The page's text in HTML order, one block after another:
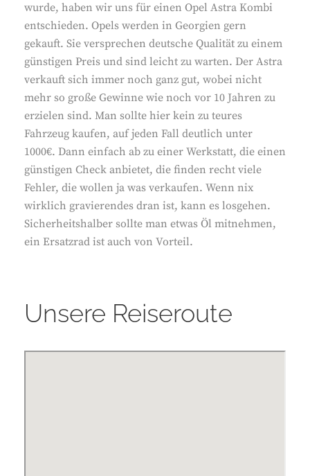
wurde, haben wir uns für einen Opel Astra Kombi
entschieden. Opels werden in Georgien gern
gekauft. Sie versprechen deutsche Qualität zu einem
günstigen Preis und sind leicht zu warten. Der Astra
verkauft sich immer noch ganz gut, wobei nicht
mehr so große Gewinne wie noch vor 10 Jahren zu
erzielen sind. Man sollte hier kein zu teures
Fahrzeug kaufen, auf jeden Fall deutlich unter
1000€. Dann einfach ab zu einer Werkstatt, die einen
günstigen Check anbietet, die finden recht viele
Fehler, die wollen ja was verkaufen. Wenn nix
wirklich gravierendes dran ist, kann es losgehen.
Sicherheitshalber sollte man etwas Öl mitnehmen,
ein Ersatzrad ist auch von Vorteil.
Unsere Reiseroute